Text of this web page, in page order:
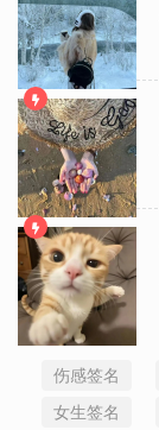
伤感签名
女生签名